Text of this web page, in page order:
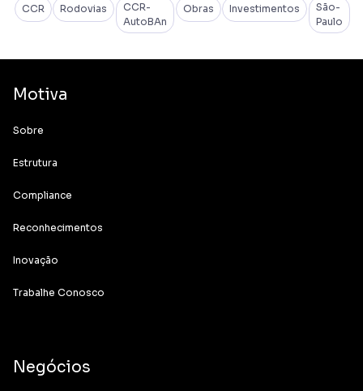
CCR Rodovias
CCR-
AutoBAn
Obras Investimentos
São-
Paulo
Motiva
Sobre
Estrutura
Compliance
Reconhecimentos
Inovação
Trabalhe Conosco
Negócios